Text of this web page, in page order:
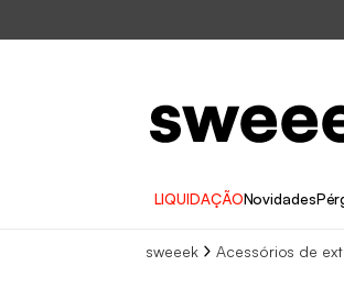
LIQUIDAÇÃONovidades
sweeek Acessórios de